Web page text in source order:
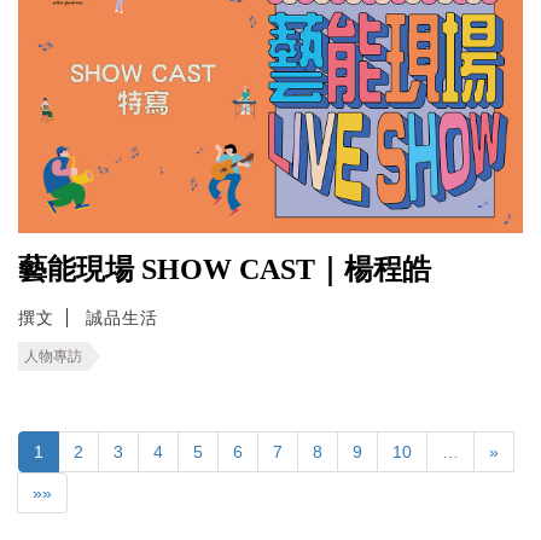
藝能現場 SHOW CAST｜楊程皓
撰文 誠品生活
人物專訪
1 2 3 4 5 6 7 8 9 10 »
»»